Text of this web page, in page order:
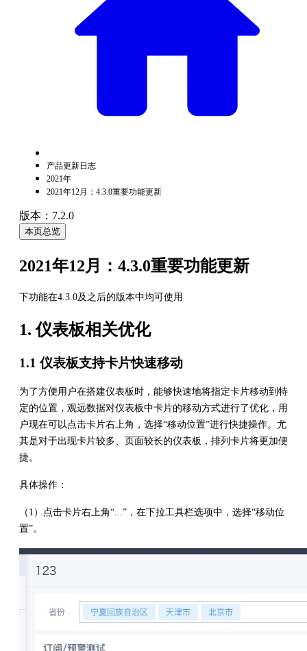
产品更新日志
2021年
2021年12月：4.3.0重要功能更新
版本：7.2.0
本页总览
2021年12月：4.3.0重要功能更新
下功能在4.3.0及之后的版本中均可使用
1. 仪表板相关优化
1.1 仪表板支持卡片快速移动
为了方便用户在搭建仪表板时，能够快速地将指定卡片移动到特
定的位置，观远数据对仪表板中卡片的移动方式进行了优化，用
户现在可以点击卡片右上角，选择“移动位置”进行快捷操作。尤
其是对于出现卡片较多、页面较长的仪表板，排列卡片将更加便
捷。
具体操作：
（1）点击卡片右上角“...”，在下拉工具栏选项中，选择“移动位
置”。